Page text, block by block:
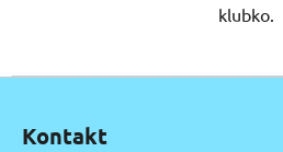
klubko.
Kontakt